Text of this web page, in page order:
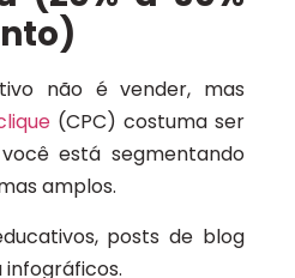
não é vender, mas
(CPC) costuma ser
está segmentando
amplos.
posts de blog